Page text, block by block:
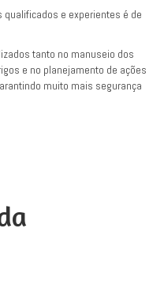
e experientes é de
tanto no manuseio dos
e no planejamento de ações
muito mais segurança